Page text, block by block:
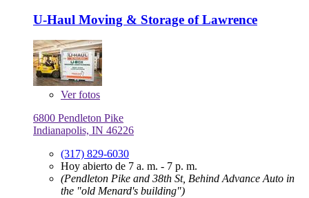
U-Haul Moving & Storage of Lawrence
Verfotos
6800 Pendleton Pike
Indianapolis, IN 46226
(317) 829-6030
Hoy abierto de 7 a. m. - 7 p. m.
(Pendleton Pike and 38th St, Behind Advance Auto in
the "old Menard's building")